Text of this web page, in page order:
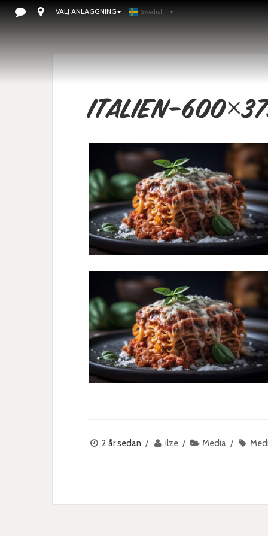
VÄLJ ANLÄGGNING Swedish ▼
Italien-
2 år sedan ilze Media